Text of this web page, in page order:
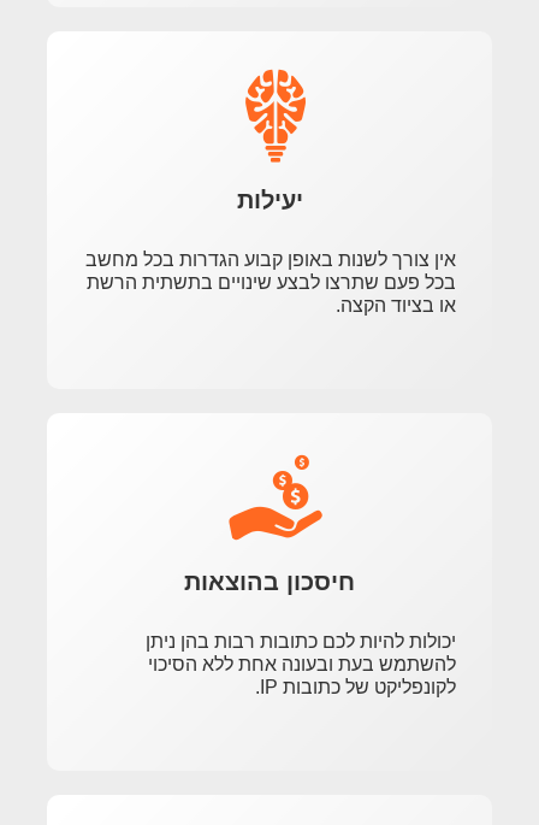
יעילות
אין צורך לשנות באופן קבוע הגדרות בכל מחשב
בכל פעם שתרצו לבצע שינויים בתשתית הרשת
או בציוד הקצה.
חיסכון בהוצאות
יכולות להיות לכם כתובות רבות בהן ניתן
להשתמש בעת ובעונה אחת ללא הסיכוי
לקונפליקט של כתובות IP.